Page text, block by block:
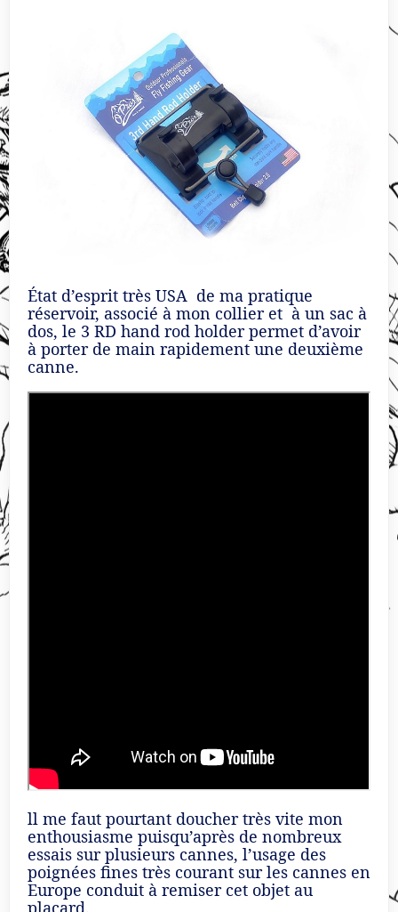
État d’esprit très USA de ma pratique
réservoir, associé à mon collier et à un sac à
dos, le 3 RD hand rod holder permet d’avoir
à porter de main rapidement une deuxième
canne.
ll me faut pourtant doucher très vite mon
enthousiasme puisqu’après de nombreux
essais sur plusieurs cannes, l’usage des
poignées fines très courant sur les cannes en
Europe conduit à remiser cet objet au
placard.